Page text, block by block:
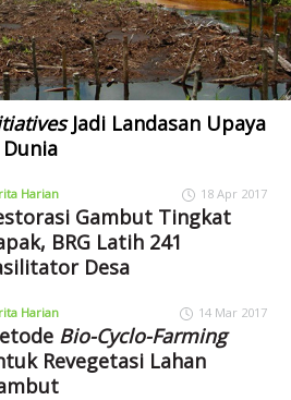
Jadi Landasan Upaya
Harian 18 Apr 2017
Gambut Tingkat
BRG Latih 241
Desa
Harian 14 Mar 2017
Bio-Cyclo-Farming
Revegetasi Lahan